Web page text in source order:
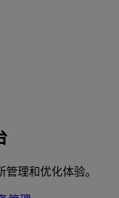
理和优化体验。